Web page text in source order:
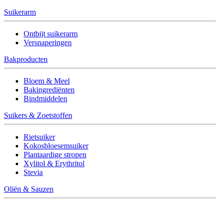
Suikerarm
Ontbijt suikerarm
Versnaperingen
Bakproducten
Bloem & Meel
Bakingrediënten
Bindmiddelen
Suikers & Zoetstoffen
Rietsuiker
Kokosbloesemsuiker
Plantaardige stropen
Xylitol & Erythritol
Stevia
Oliën & Sauzen